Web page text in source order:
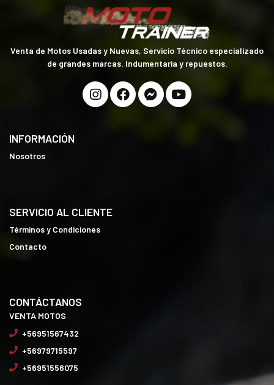
Venta de Motos Usadas y Nuevas, Servicio Técnico especializado
de grandes marcas. Indumentaria y repuestos.
INFORMACIÓN
Nosotros
SERVICIO AL CLIENTE
Términos y Condiciones
Contacto
CONTÁCTANOS
VENTA MOTOS
+56951567432
+56979715597
+56951556075